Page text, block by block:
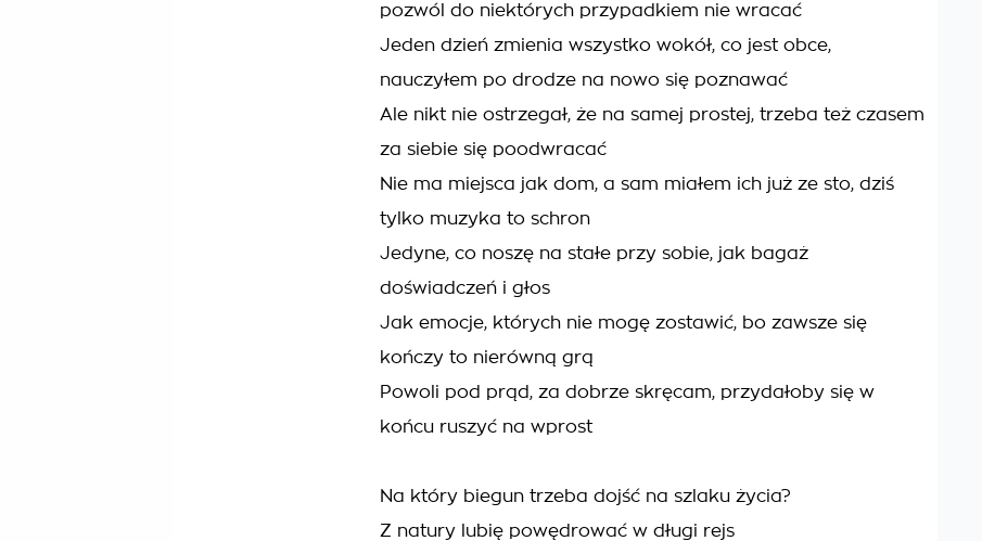
pozwól do niektórych przypadkiem nie wracać
Jeden dzień zmienia wszystko wokół, co jest obce,
nauczyłem po drodze na nowo się poznawać
Ale nikt nie ostrzegał, że na samej prostej, trzeba też czasem
za siebie się poodwracać
Nie ma miejsca jak dom, a sam miałem ich już ze sto, dziś
tylko muzyka to schron
Jedyne, co noszę na stałe przy sobie, jak bagaż
doświadczeń i głos
Jak emocje, których nie mogę zostawić, bo zawsze się
kończy to nierówną grą
Powoli pod prąd, za dobrze skręcam, przydałoby się w
końcu ruszyć na wprost
Na który biegun trzeba dojść na szlaku życia?
Z natury lubię powędrować w długi rejs